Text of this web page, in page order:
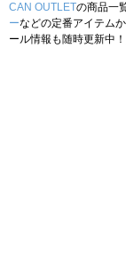
CAN OUTLETの商品一
ーなどの定番アイテム
ール情報も随時更新中